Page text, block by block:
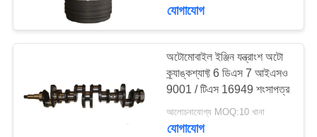
যোগাযোগ
অটোমোবাইল ইঞ্জিন যন্ত্রাংশ অটো
ক্র্যাঙ্কশ্যাফ্ট 6 ডিএস 7 আইএসও
9001 / টিএস 16949 শংসাপত্র
আলোচনাযোগ্য MOQ:10 খানা
যোগাযোগ